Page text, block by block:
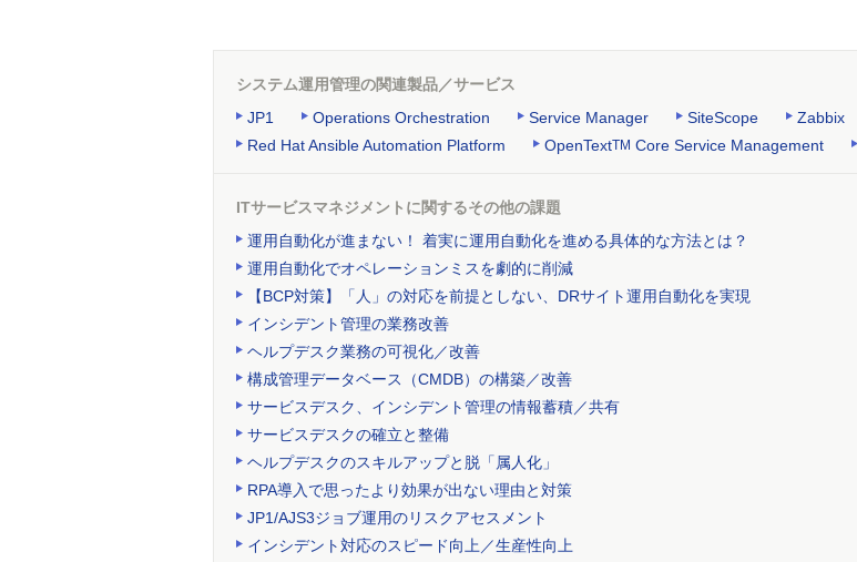
システム運用管理の関連製品／サービス
JP1
Operations Orchestration Service Manager SiteScope Zabbix
Red Hat Ansible Automation Platform
OpenTextTM Core Service Management
ITサービスマネジメントに関するその他の課題
運用自動化が進まない！ 着実に運用自動化を進める具体的な方法とは？
運用自動化でオペレーションミスを劇的に削減
【BCP対策】「人」の対応を前提としない、DRサイト運用自動化を実現
インシデント管理の業務改善
ヘルプデスク業務の可視化／改善
構成管理データベース（CMDB）の構築／改善
サービスデスク、インシデント管理の情報蓄積／共有
サービスデスクの確立と整備
ヘルプデスクのスキルアップと脱「属人化」
RPA導入で思ったより効果が出ない理由と対策
JP1/AJS3ジョブ運用のリスクアセスメント
インシデント対応のスピード向上／生産性向上